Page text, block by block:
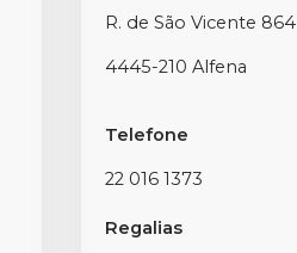
R. de São Vicente 864
4445-210 Alfena
Telefone
22 016 1373
Regalias